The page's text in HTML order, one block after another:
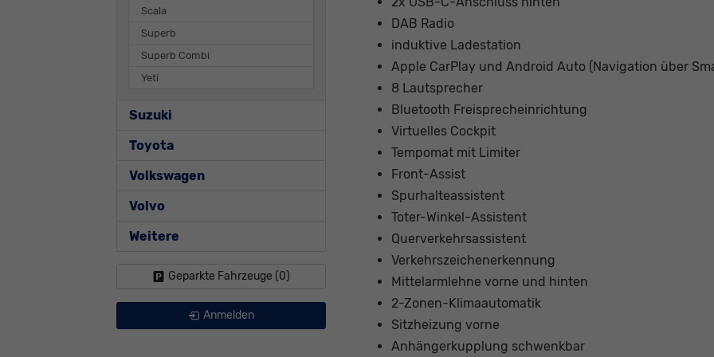
DAB Radio
induktive Ladestation
Apple CarPlay und Android Auto (Navigation über
8 Lautsprecher
Bluetooth Freisprecheinrichtung
Virtuelles Cockpit
Tempomat mit Limiter
Front-Assist
Spurhalteassistent
Toter-Winkel-Assistent
Querverkehrsassistent
Verkehrszeichenerkennung
Mittelarmlehne vorne und hinten
2-Zonen-Klimaautomatik
Sitzheizung vorne
Anhängerkupplung schwenkbar
Scala
Superb
Superb Combi
Yeti
Suzuki
Toyota
Volkswagen
Volvo
Weitere
Geparkte Fahrzeuge (0)
Anmelden